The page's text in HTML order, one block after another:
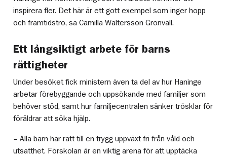
inspirera fler. Det här är ett gott exempel som inger hopp
och framtidstro, sa Camilla Waltersson Grönvall.
Ett långsiktigt arbete för barns
rättigheter
Under besöket fick ministern även ta del av hur Haninge
arbetar förebyggande och uppsökande med familjer som
behöver stöd, samt hur familjecentralen sänker trösklar för
föräldrar att söka hjälp.
– Alla barn har rätt till en trygg uppväxt fri från våld och
utsatthet. Förskolan är en viktig arena för att upptäcka